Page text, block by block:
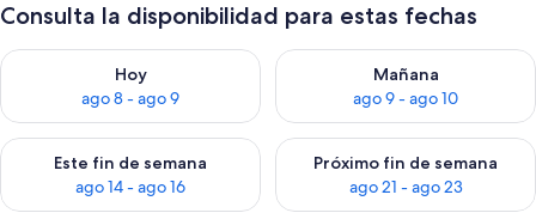
Consulta la disponibilidad para estas fechas
Hoy
ago 8 - ago 9
Consulta la disponibilidad para hoy ago 8 - ago 9
Mañana
ago 9 - ago 10
Consulta la disponibilidad
Este fin de semana
ago 14 - ago 16
Consulta la disponibilidad para este fin de semana ago 14 -
Próximo fin de semana
ago 21 - ago 23
Consulta la disponibilidad